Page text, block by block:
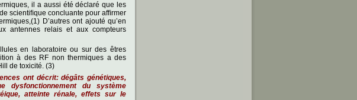
il a aussi été déclaré que les
scientiﬁque concluante pour afﬁrmer
D’autres ont ajouté qu’en
antennes relais et aux compteurs
en laboratoire ou sur des êtres
à des RF non thermiques a des
de toxicité. (3)
ont décrit: dégâts génétiques,
dysfonctionnement du système
atteinte rénale, effets sur le